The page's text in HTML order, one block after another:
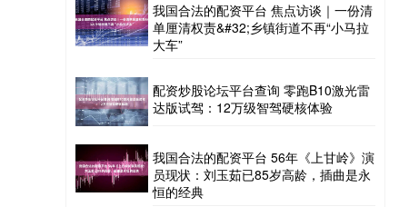
我国合法的配资平台 焦点访谈｜一份清
单厘清权责&#32;乡镇街道不再“小马拉
大车”
配资炒股论坛平台查询 零跑B10激光雷
达版试驾：12万级智驾硬核体验
我国合法的配资平台 56年《上甘岭》演
员现状：刘玉茹已85岁高龄，插曲是永
恒的经典